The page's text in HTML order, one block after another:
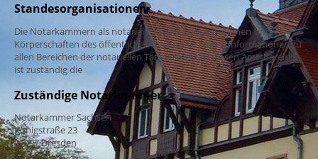
Standesorganisationen
Die Notarkammern als notarielle Standesorganisationen sind
Körperschaften des öffentlichen Rechts. Sie bieten Informationen zu
allen Bereichen der notariellen Tätigkeiten. Für diesen Amtsbereich
ist zuständig die
Zuständige Notarkammer
Notarkammer Sachsen
Königstraße 23
01097 Dresden